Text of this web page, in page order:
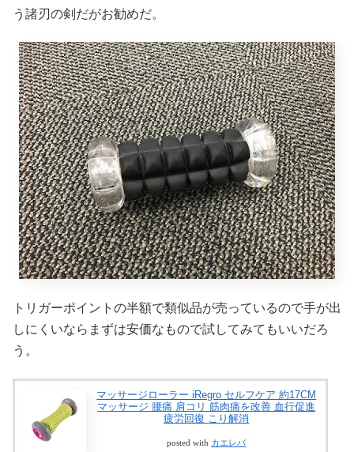
う諸刃の剣だがお勧めだ。
トリガーポイントの半額で類似品が売っているので手が出
しにくいならまずは安価なもので試してみてもいいだろ
う。
マッサージローラー iRegro セルフケア 約17CM
マッサージ 腰痛 肩コリ 筋肉痛を改善 血行促進
疲労回復 こり解消
posted with カエレバ